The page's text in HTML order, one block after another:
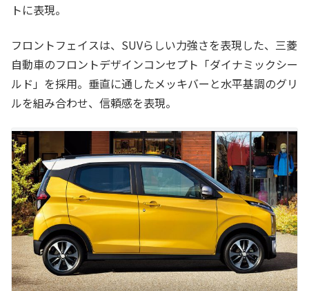
トに表現。
フロントフェイスは、SUVらしい力強さを表現した、三菱
自動車のフロントデザインコンセプト「ダイナミックシー
ルド」を採用。垂直に通したメッキバーと水平基調のグリ
ルを組み合わせ、信頼感を表現。